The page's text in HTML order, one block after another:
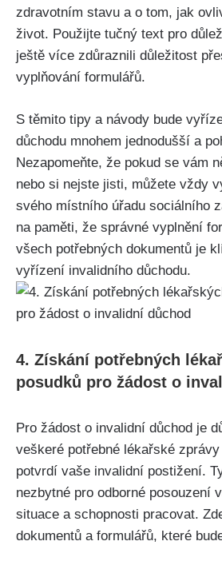
zdravotním stavu a o tom, jak
život. Použijte tučný text pro
ještě více zdůraznili důležitost
vyplňování formulářů.
S těmito tipy a návody bude
důchodu mnohem jednodušší a
Nezapomeňte, že pokud se vám
nebo si nejste jisti, můžete vždy
svého místního úřadu sociálního
na paměti, že správné vyplnění
všech potřebných dokumentů je
vyřízení invalidního důchodu.
4. Získání potřebných
posudků pro žádost o
Pro žádost o invalidní důchod je
veškeré potřebné lékařské
potvrdí vaše invalidní postižení.
nezbytné pro odborné posouzení
situace a schopnosti pracovat.
dokumentů a formulářů, které